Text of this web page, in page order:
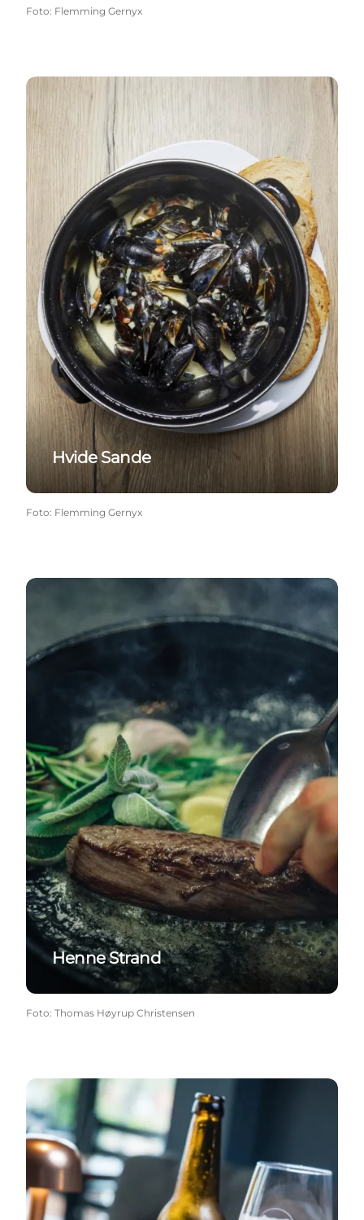
Foto: Flemming Gernyx
Hvide Sande
Hvide Sande
Foto: Flemming Gernyx
Henne Strand
Henne Strand
Foto: Thomas Høyrup Christensen
Skjern